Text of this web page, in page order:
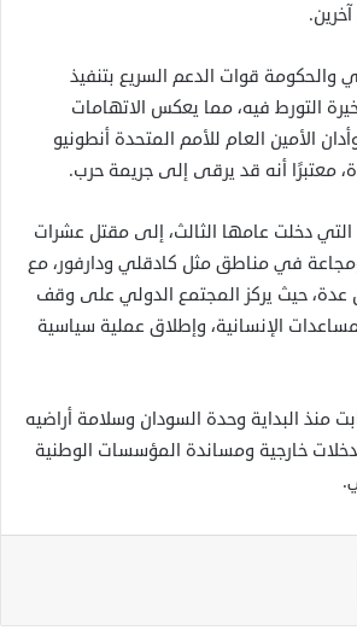
والحكومة قوات الدعم السريع بتنفيذ
التورط فيه، مما يعكس الاتهامات
الأمين العام للأمم المتحدة أنطونيو
معتبرًا أنه قد يرقى إلى جريمة حرب.
التي دخلت عامها الثالث، إلى مقتل عشرات
ومجاعة في مناطق مثل كادقلي ودارفور، مع
حيث يركز المجتمع الدولي على وقف
الإنسانية، وإطلاق عملية سياسية
منذ البداية وحدة السودان وسلامة أراضيه
خارجية ومساندة المؤسسات الوطنية
واتساب